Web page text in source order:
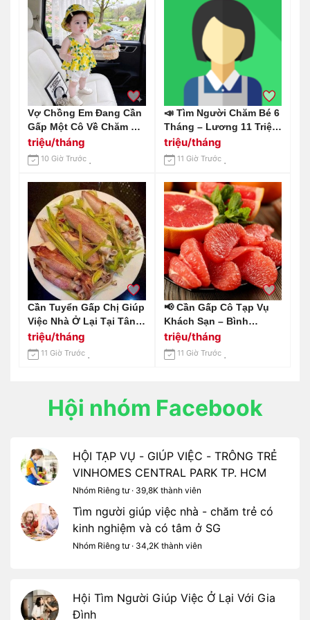
Vợ Chồng Em Đang Cần
Gấp Một Cô Về Chăm Bé
4 Tháng Tuổi, Làm Ở Lại
Tại Đường Tân Sơn,
Quận Gò Vấp.
triệu/tháng
10 Giờ Trước
📣 Tìm Người Chăm Bé 6
Tháng – Lương 11 Triệu
Khởi Điểm Địa Chỉ: Biên
Hoà – Đồng Nai.
triệu/tháng
11 Giờ Trước
Cần Tuyển Gấp Chị Giúp
Việc Nhà Ở Lại Tại Tân
Bình Lương 10-12 Triệu /
Tháng
triệu/tháng
11 Giờ Trước
📢 Cần Gấp Cô Tạp Vụ
Khách Sạn – Bình
Chánh, Long An 📢 Gọi
Em 0966529171
triệu/tháng
11 Giờ Trước
Hội nhóm Facebook
HỘI TẠP VỤ - GIÚP VIỆC - TRÔNG TRẺ
VINHOMES CENTRAL PARK TP. HCM
Nhóm Riêng tư · 39,8K thành viên
Tìm người giúp việc nhà - chăm trẻ có
kinh nghiệm và có tâm ở SG
Nhóm Riêng tư · 34,2K thành viên
Hội Tìm Người Giúp Việc Ở Lại Với Gia
Đình